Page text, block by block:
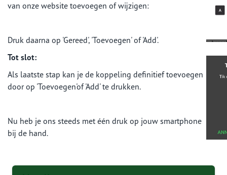
van onze website toevoegen of wijzigen:
Druk daarna op 'Gereed', 'Toevoegen' of 'Add'.
Tot slot:
Als laatste stap kan je de koppeling definitief toevoegen
door op 'Toevoegen'of 'Add' te drukken.
Nu heb je ons steeds met één druk op jouw smartphone
bij de hand.